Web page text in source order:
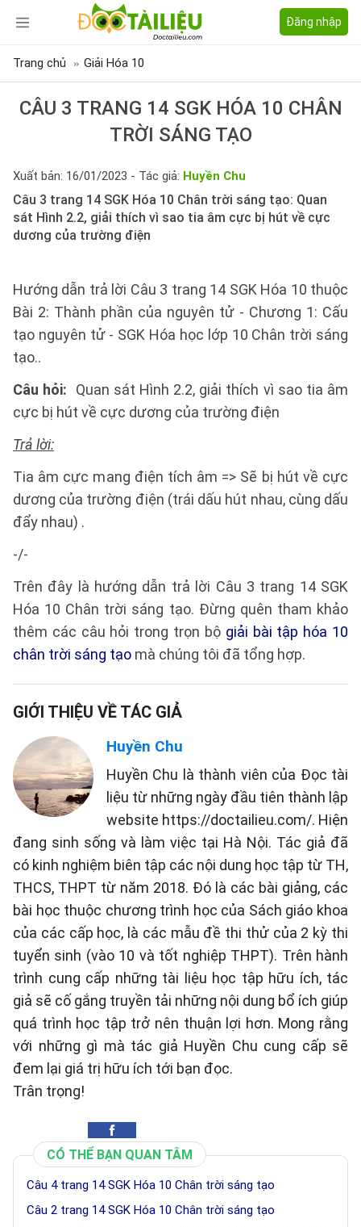
Đăng nhập
Trang chủ Giải Hóa 10
CÂU 3 TRANG 14 SGK HÓA 10 CHÂN
TRỜI SÁNG TẠO
Xuất bản: 16/01/2023 - Tác giả: Huyền Chu
Câu 3 trang 14 SGK Hóa 10 Chân trời sáng tạo: Quan
sát Hình 2.2, giải thích vì sao tia âm cực bị hút về cực
dương của trường điện
Hướng dẫn trả lời Câu 3 trang 14 SGK Hóa 10 thuộc
Bài 2: Thành phần của nguyên tử - Chương 1: Cấu
tạo nguyên tử - SGK Hóa học lớp 10 Chân trời sáng
tạo..
Câu hỏi:
Quan sát Hình 2.2, giải thích vì sao tia âm
cực bị hút về cực dương của trường điện
Trả lời:
Tia âm cực mang điện tích âm => Sẽ bị hút về cực
dương của trường điện (trái dấu hút nhau, cùng dấu
đẩy nhau) .
-/-
Trên đây là hướng dẫn trả lời Câu 3 trang 14 SGK
Hóa 10 Chân trời sáng tạo. Đừng quên tham khảo
thêm các câu hỏi trong trọn bộ giải bài tập hóa 10
chân trời sáng tạo mà chúng tôi đã tổng hợp.
GIỚI THIỆU VỀ TÁC GIẢ
Huyền Chu
Huyền Chu là thành viên của Đọc tài
liệu từ những ngày đầu tiên thành lập
website https://doctailieu.com/. Hiện
đang sinh sống và làm việc tại Hà Nội. Tác giả đã
có kinh nghiệm biên tập các nội dung học tập từ TH,
THCS, THPT từ năm 2018. Đó là các bài giảng, các
bài học thuộc chương trình học của Sách giáo khoa
của các cấp học, là các mẫu đề thi thử của 2 kỳ thi
tuyển sinh (vào 10 và tốt nghiệp THPT). Trên hành
trình cung cấp những tài liệu học tập hữu ích, tác
giả sẽ cố gắng truyền tải những nội dung bổ ích giúp
quá trình học tập trở nên thuận lợi hơn. Mong rằng
với những gì mà tác giả Huyền Chu cung cấp sẽ
đem lại giá trị hữu ích tới bạn đọc.
Trân trọng!
CÓ THỂ BẠN QUAN TÂM
Câu 4 trang 14 SGK Hóa 10 Chân trời sáng tạo
Câu 2 trang 14 SGK Hóa 10 Chân trời sáng tạo